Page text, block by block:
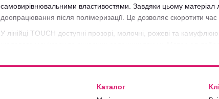
самовирівнювальними властивостями. Завдяки цьому матеріал
доопрацювання після полімеризації. Це дозволяє скоротити
У лінійці TOUCH доступні прозорі, молочні, рожеві та
Каталог